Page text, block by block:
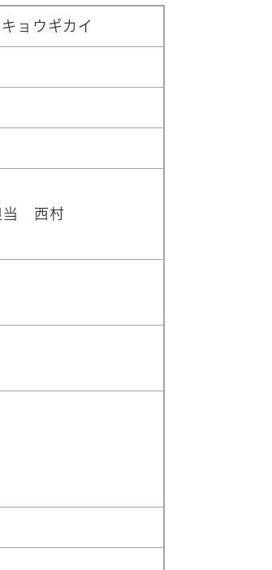
ョウギカイ
当 西村